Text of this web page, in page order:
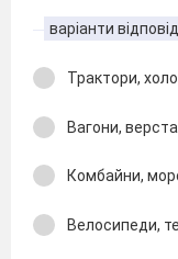
варіанти
Трактори,
Вагони,
Комбайни,
Велосипеди,